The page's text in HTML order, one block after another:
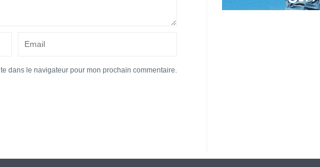
dans le navigateur pour mon prochain commentaire.